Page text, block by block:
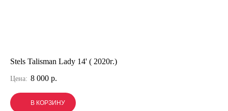
Stels Talisman Lady 14' ( 2020г.)
Цена: 8 000 р.
В КОРЗИНУ
В КОРЗИНУ
В КОРЗИНУ